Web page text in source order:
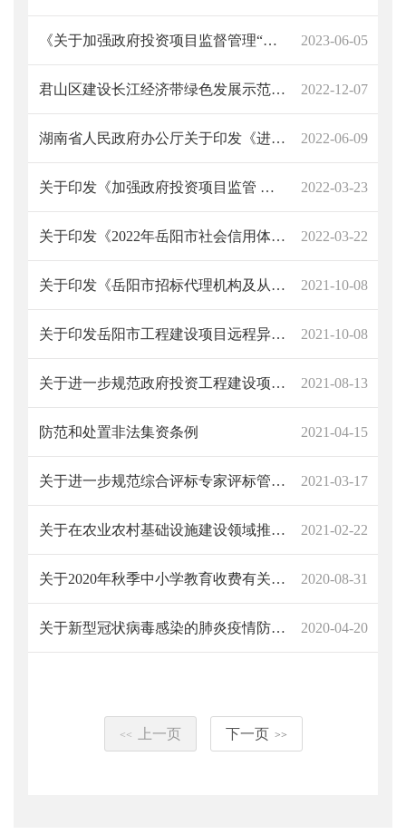
《关于加强政府投资项目监督管理“十严格”的规定》的通知 2023-06-05
君山区建设长江经济带绿色发展示范区实施方案 2022-12-07
湖南省人民政府办公厅关于印发《进一步规范政府性投资项目决策和立项防范政府债务风险的管理办法》的通知 2022-06-09
关于印发《加强政府投资项目监管 防范违规举债虚假化债专项行动工作方案》的通知 2022-03-23
关于印发《2022年岳阳市社会信用体系建设工作要点》的通知 2022-03-22
关于印发《岳阳市招标代理机构及从业人员诚信行为考核管理办法》的通知 岳君发改法规【2021】41号 2021-10-08
关于印发岳阳市工程建设项目远程异地评标实施细则 2021-10-08
关于进一步规范政府投资工程建设项目招投标活动的若干规定 2021-08-13
防范和处置非法集资条例 2021-04-15
关于进一步规范综合评标专家评标管理的通知 2021-03-17
关于在农业农村基础设施建设领域推广以工代赈方式的通知 2021-02-22
关于2020年秋季中小学教育收费有关事项的通知 2020-08-31
关于新型冠状病毒感染的肺炎疫情防控期间哄抬价格违法行为认定有关问题的通知 2020-04-20
<< 上一页 下一页 >>